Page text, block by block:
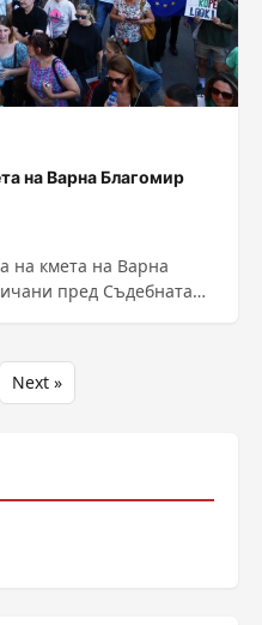
на Варна Благомир
на кмета на Варна
пред Съдебната
Next »